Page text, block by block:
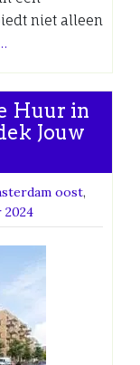
niet alleen
Huur in
Jouw
oost,
2024